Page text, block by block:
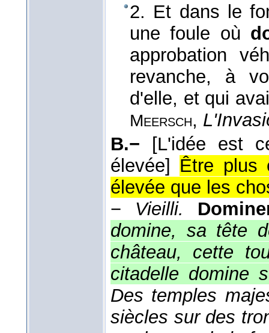
2. Et dans le
une foule où
approbation
revanche, à
d'elle, et qui
Meersch,
B.−
[L'idée est
élevée] Être plus
élevée que les
− Vieilli.
domine, sa tête
château, cette
citadelle domine
Des temples
siècles sur des